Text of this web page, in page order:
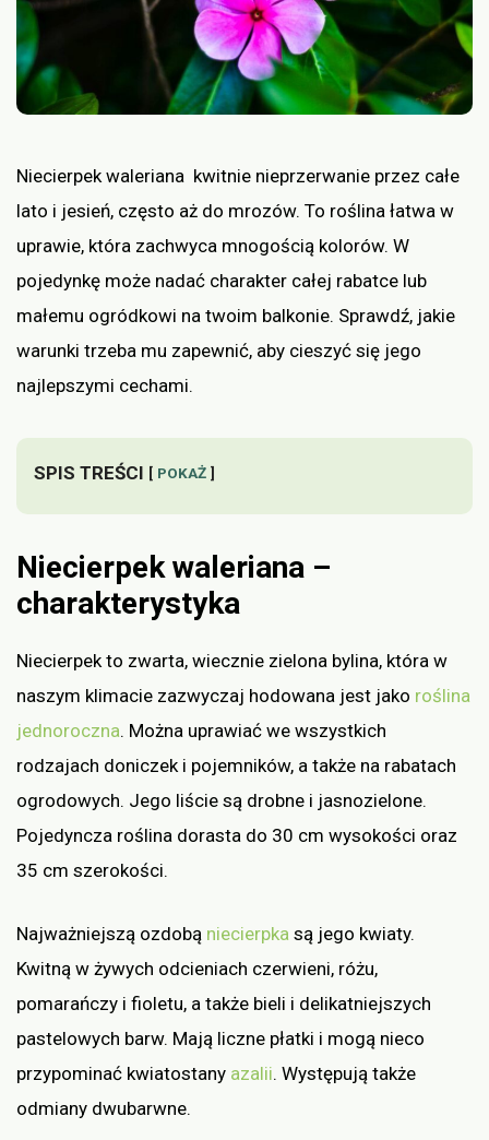
Niecierpek waleriana kwitnie nieprzerwanie przez całe
lato i jesień, często aż do mrozów. To roślina łatwa w
uprawie, która zachwyca mnogością kolorów. W
pojedynkę może nadać charakter całej rabatce lub
małemu ogródkowi na twoim balkonie. Sprawdź, jakie
warunki trzeba mu zapewnić, aby cieszyć się jego
najlepszymi cechami.
SPIS TREŚCI POKAŻ
Niecierpek waleriana –
charakterystyka
Niecierpek to zwarta, wiecznie zielona bylina, która w
naszym klimacie zazwyczaj hodowana jest jako roślina
jednoroczna. Można uprawiać we wszystkich
rodzajach doniczek i pojemników, a także na rabatach
ogrodowych. Jego liście są drobne i jasnozielone.
Pojedyncza roślina dorasta do 30 cm wysokości oraz
35 cm szerokości.
Najważniejszą ozdobą niecierpka są jego kwiaty.
Kwitną w żywych odcieniach czerwieni, różu,
pomarańczy i fioletu, a także bieli i delikatniejszych
pastelowych barw. Mają liczne płatki i mogą nieco
przypominać kwiatostany azalii. Występują także
odmiany dwubarwne.